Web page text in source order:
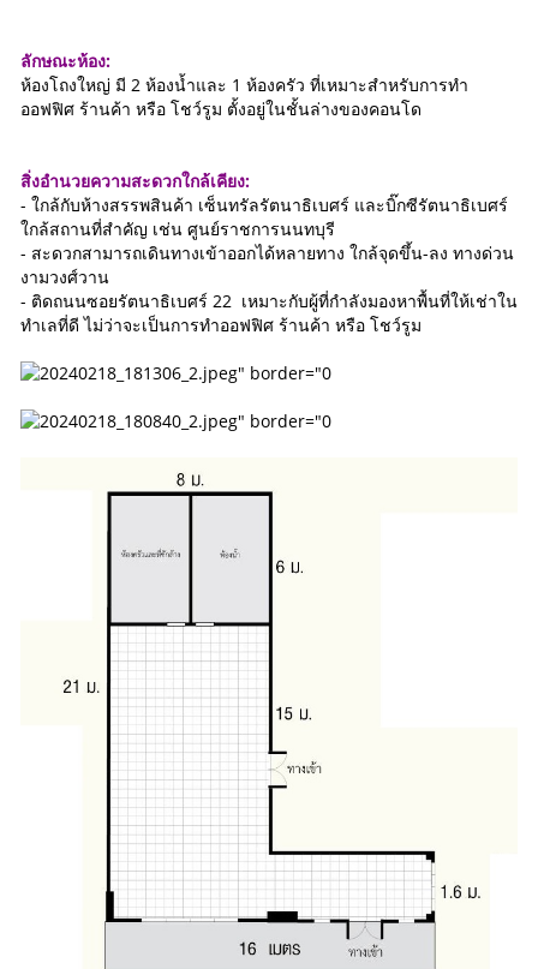
ลักษณะห้อง:
ห้องโถงใหญ่ มี 2 ห้องน้ำและ 1 ห้องครัว ที่เหมาะสำหรับการทำ
ออฟฟิศ ร้านค้า หรือ โชว์รูม ตั้งอยู่ในชั้นล่างของคอนโด
สิ่งอำนวยความสะดวกใกล้เคียง:
- ใกล้กับห้างสรรพสินค้า เซ็นทรัลรัตนาธิเบศร์ และบิ๊กซีรัตนาธิเบศร์
ใกล้สถานที่สำคัญ เช่น ศูนย์ราชการนนทบุรี
- สะดวกสามารถเดินทางเข้าออกได้หลายทาง ใกล้จุดขึ้น-ลง ทางด่วน
งามวงศ์วาน
- ติดถนนซอยรัตนาธิเบศร์ 22 เหมาะกับผู้ที่กำลังมองหาพื้นที่ให้เช่าใน
ทำเลที่ดี ไม่ว่าจะเป็นการทำออฟฟิศ ร้านค้า หรือ โชว์รูม